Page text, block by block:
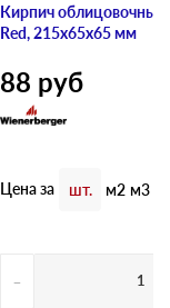
Кирпич облицовочный
Red, 215х65х65 мм
88 руб
Цена за шт. м2 м3
-